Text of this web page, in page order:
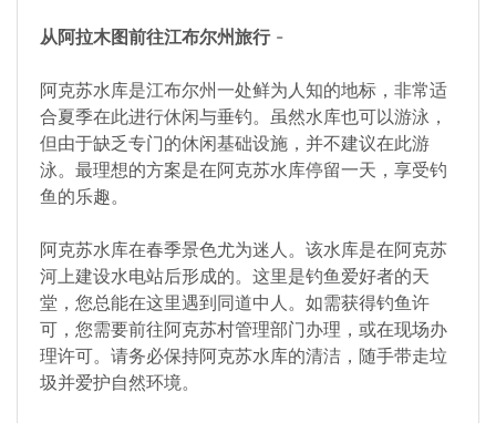
从阿拉木图前往江布尔州旅行-
阿克苏水库是江布尔州一处鲜为人知的地标，非常适
合夏季在此进行休闲与垂钓。虽然水库也可以游泳，
但由于缺乏专门的休闲基础设施，并不建议在此游
泳。最理想的方案是在阿克苏水库停留一天，享受钓
鱼的乐趣。
阿克苏水库在春季景色尤为迷人。该水库是在阿克苏
河上建设水电站后形成的。这里是钓鱼爱好者的天
堂，您总能在这里遇到同道中人。如需获得钓鱼许
可，您需要前往阿克苏村管理部门办理，或在现场办
理许可。请务必保持阿克苏水库的清洁，随手带走垃
圾并爱护自然环境。